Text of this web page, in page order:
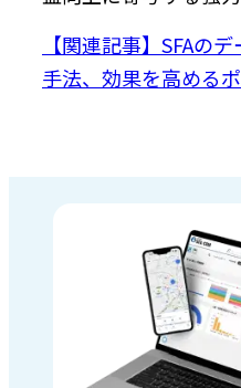
【関連記事】SFAの
手法、効果を高める